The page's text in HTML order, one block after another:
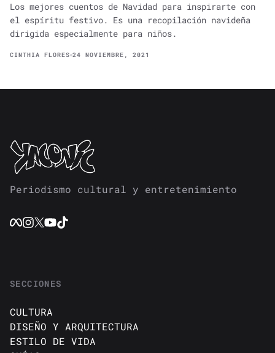
Los mejores cuentos de Navidad para inspirarte con
el espíritu festivo. Es una recopilación navideña
dirigida especialmente para niños.
CINTHIA FLORES 24 NOVIEMBRE, 2021
Periodismo cultural y entretenimiento
SECCIONES
CULTURA
DISEÑO Y ARQUITECTURA
ESTILO DE VIDA